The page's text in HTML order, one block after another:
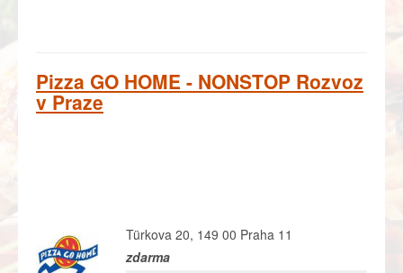
Pizza GO HOME - NONSTOP Rozvoz
v Praze
Türkova 20, 149 00 Praha 11
zdarma